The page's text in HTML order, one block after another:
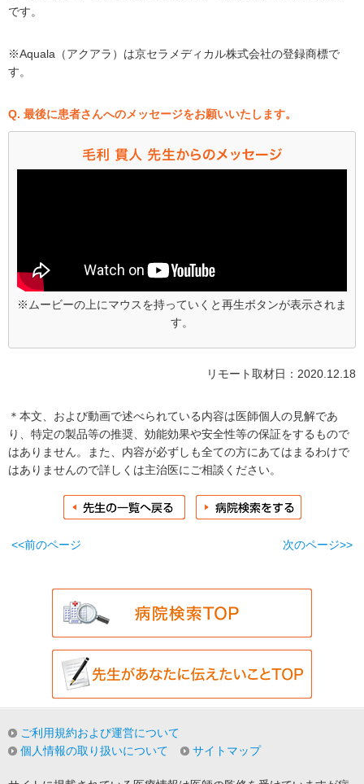
です。
※Aquala（アクアラ）は京セラメディカル株式会社の登録商標で
す。
Q. 最後に患者さんへのメッセージをお願いいたします。
※ムービーの上にマウスを持っていくと再生ボタンが表示されま
す。
リモート取材日：2020.12.18
＊本文、および動画で述べられている内容は医師個人の見解であ
り、特定の製品等の推奨、効能効果や安全性等の保証をするもので
はありません。また、内容が必ずしも全ての方にあてはまるわけで
はありませんので詳しくは主治医にご相談ください。
<<前のページ 次のページ>>
ご利用規約および運営について
個人情報の取り扱いについて
サイトマップ